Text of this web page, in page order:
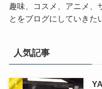
趣味、コスメ、アニメ、
とをブログにしていきた
人気記事